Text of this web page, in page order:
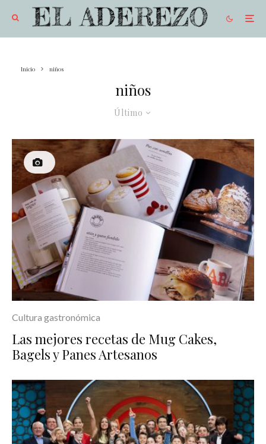
Inicio niños
niños
Último
Cultura gastronómica
Las mejores recetas de Mug Cakes,
Bagels y Panes Artesanos